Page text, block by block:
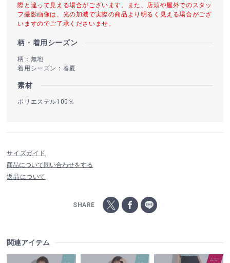
際と違って見える場合がございます。また、店頭や屋外でのスタッ
フ撮影画像は、光の加減で実際の商品より明るく見える場合がござ
いますのでご了承くださいませ。
柄・着用シーズン
柄：無地
着用シーズン：春夏
素材
ポリエステル100％
サイズガイド
商品について問い合わせをする
返品について
SHARE
関連アイテム